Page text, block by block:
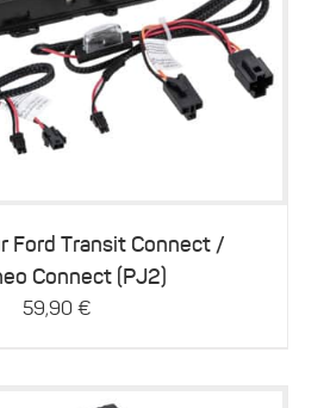
Details
Ford Transit Connect /
Connect (PJ2)
59,90 €